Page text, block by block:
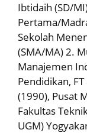
Ibtidaih (SD/
Pertama/
Sekolah
(SMA/MA) 2.
Manajemen
Pendidikan,
(1990), Pusat
Fakultas
UGM)